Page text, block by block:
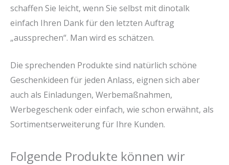
schaffen Sie leicht, wenn Sie selbst mit dinotalk
einfach Ihren Dank für den letzten Auftrag
„aussprechen“. Man wird es schätzen.
Die sprechenden Produkte sind natürlich schöne
Geschenkideen für jeden Anlass, eignen sich aber
auch als Einladungen, Werbemaßnahmen,
Werbegeschenk oder einfach, wie schon erwähnt, als
Sortimentserweiterung für Ihre Kunden.
Folgende Produkte können wir